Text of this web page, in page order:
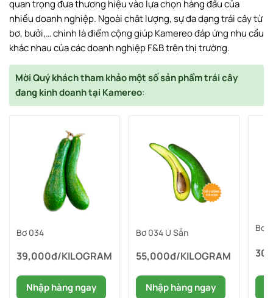
quan trọng đưa thương hiệu vào lựa chọn hàng đầu của
nhiều doanh nghiệp. Ngoài chât lượng, sự đa dạng trái cây từ
bơ, bưởi,… chính là điểm cộng giúp Kamereo đáp ứng nhu cầu
khác nhau của các doanh nghiệp F&B trên thị trường.
Mời Quý khách tham khảo một số sản phẩm trái cây
đang kinh doanh tại Kamereo:
Bơ 034
39,000đ/KILOGRAM
Nhập hàng ngay
Bơ 034 Ủ Sẵn
55,000đ/KILOGRAM
Nhập hàng ngay
Bơ